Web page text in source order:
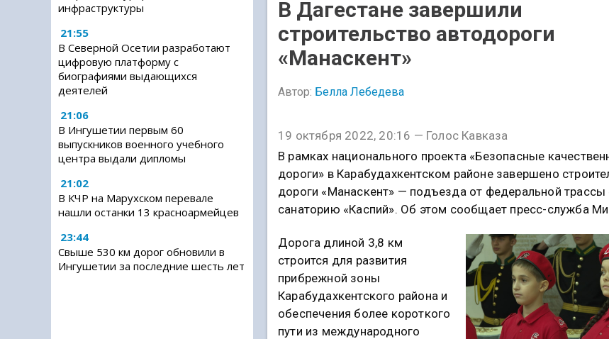
инфраструктуры
21:55
В Северной Осетии разработают
цифровую платформу с
биографиями выдающихся
деятелей
21:06
В Ингушетии первым 60
выпускников военного учебного
центра выдали дипломы
21:02
В КЧР на Марухском перевале
нашли останки 13 красноармейцев
23:44
Свыше 530 км дорог обновили в
Ингушетии за последние шесть лет
В Дагестане завершили
строительство автодороги
«Манаскент»
Автор: Белла Лебедева
19 октября 2022, 20:16 — Голос Кавказа
В рамках национального проекта «Безопасные
дороги» в Карабудахкентском районе завершено
дороги «Манаскент» — подъезда от федеральной трассы
санаторию «Каспий». Об этом сообщает пресс-служба
Дорога длиной 3,8 км
строится для развития
прибрежной зоны
Карабудахкентского района и
обеспечения более короткого
пути из международного